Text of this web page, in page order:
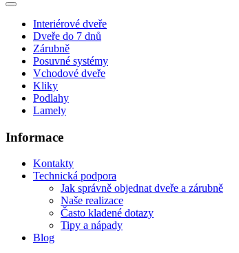
Interiérové dveře
Dveře do 7 dnů
Zárubně
Posuvné systémy
Vchodové dveře
Kliky
Podlahy
Lamely
Informace
Kontakty
Technická podpora
Jak správně objednat dveře a zárubně
Naše realizace
Často kladené dotazy
Tipy a nápady
Blog